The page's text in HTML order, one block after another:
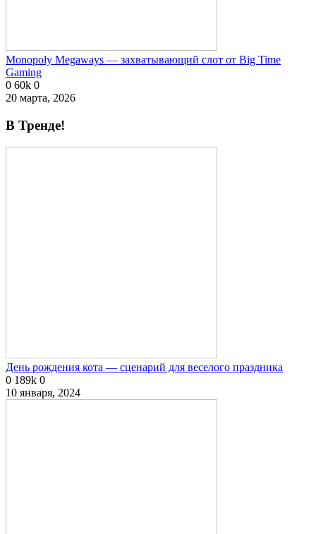
Monopoly Megaways — захватывающий слот от Big Time
Gaming
0 60k 0
20 марта, 2026
В Тренде!
День рождения кота — сценарий для веселого праздника
0 189k 0
10 января, 2024